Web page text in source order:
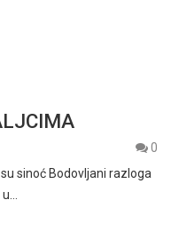
0
sinoć Bodovljani razloga